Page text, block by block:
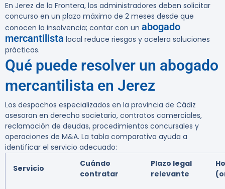
En Jerez de la Frontera, los administradores deben solicitar
concurso en un plazo máximo de 2 meses desde que
conocen la insolvencia; contar con un abogado
mercantilista local reduce riesgos y acelera soluciones
prácticas.
Qué puede resolver un abogado
mercantilista en Jerez
Los despachos especializados en la provincia de Cádiz
asesoran en derecho societario, contratos comerciales,
reclamación de deudas, procedimientos concursales y
operaciones de M&A. La tabla comparativa ayuda a
identificar el servicio adecuado:
Servicio
Cuándo
contratar
Plazo legal
relevante